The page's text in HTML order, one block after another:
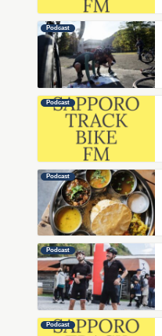
Podcast
Podcast
Podcast
Podcast
Podcast